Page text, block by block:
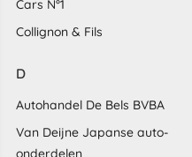
Cars N°1
Collignon & Fils
D
Autohandel De Bels BVBA
Van Deijne Japanse auto-
onderdelen